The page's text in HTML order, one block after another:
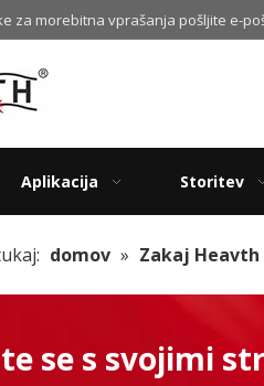
za morebitna vprašanja pošljite e-
Aplikacija Storitev
domov » Zakaj Heavth
se s svojimi